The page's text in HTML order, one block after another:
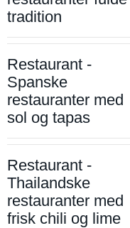
tradition
Restaurant -
Spanske
restauranter med
sol og tapas
Restaurant -
Thailandske
restauranter med
frisk chili og lime